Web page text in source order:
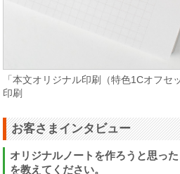
「本文オリジナル印刷（特色1Cオフセ
印刷
お客さまインタビュー
オリジナルノートを作ろうと思っ
を教えてください。